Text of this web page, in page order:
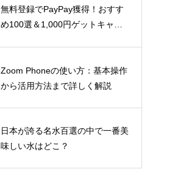
無料登録でPayPay獲得！おすす
め100選＆1,000円ゲットキャン
Zoom Phoneの使い方：基本操作
から活用方法まで詳しく解説
日本が誇る名水百選の中で一番美
味しい水はどこ？